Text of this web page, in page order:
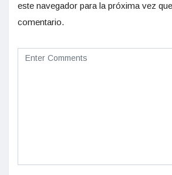
este navegador para la próxima vez
comentario.